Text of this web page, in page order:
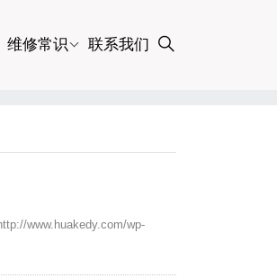
维修常识 联系我们
www.huakedy.com/wp-